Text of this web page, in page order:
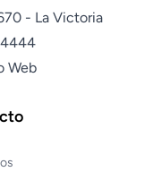
- La Victoria
4444
Web